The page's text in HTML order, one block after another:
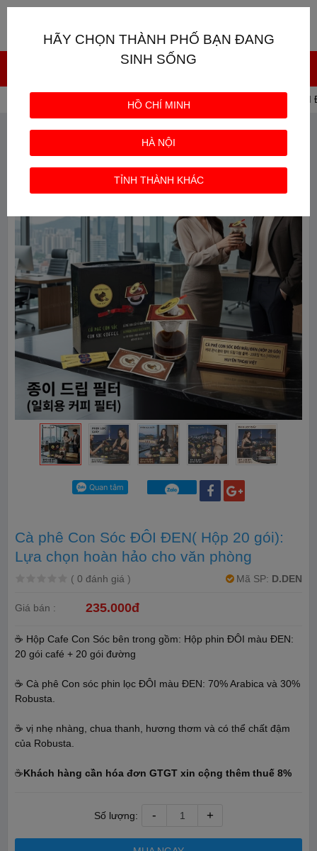
CÀ PHÊ CON SÓC Cà phê Con Sóc
Cà phê Con Sóc ĐÔI ĐEN( Hộp 20 gói):
Lựa chọn hoàn hảo cho văn phòng
( 0 đánh giá ) Mã SP: D.DEN
Giá bán : 235.000đ
☕ Hộp Cafe Con Sóc bên trong gồm: Hộp phin ĐÔI màu ĐEN:
20 gói café + 20 gói đường
☕ Cà phê Con sóc phin lọc ĐÔI màu ĐEN: 70% Arabica và 30%
Robusta.
☕ vị nhẹ nhàng, chua thanh, hương thơm và có thể chất đậm
của Robusta.
☕Khách hàng cần hóa đơn GTGT xin cộng thêm thuế 8%
Số lượng: - +
HÃY CHỌN THÀNH PHỐ BẠN ĐANG
SINH SỐNG
HỒ CHÍ MINH
HÀ NỘI
TỈNH THÀNH KHÁC